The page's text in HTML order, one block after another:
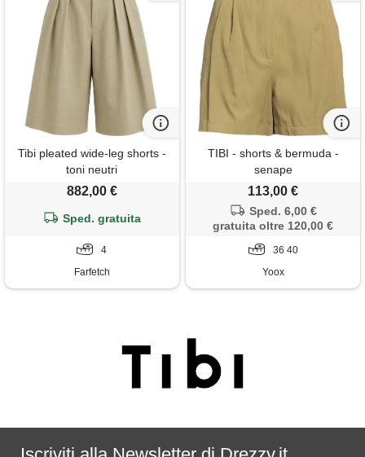
Tibi pleated wide-leg shorts -
toni neutri
882,00 €
Sped. gratuita
4
Farfetch
TIBI - shorts & bermuda -
senape
113,00 €
Sped. 6,00 €
gratuita oltre 120,00 €
36 40
Yoox